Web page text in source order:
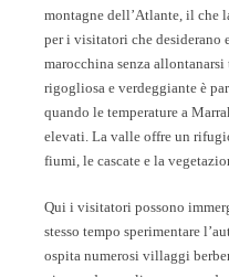
montagne dell’Atlante, il che
per i visitatori che desiderano
marocchina senza
rigogliosa e verdeggiante è
quando le temperature a
elevati. La valle offre un
fiumi, le cascate e la
Qui i visitatori possono
stesso tempo sperimentare
ospita numerosi villaggi